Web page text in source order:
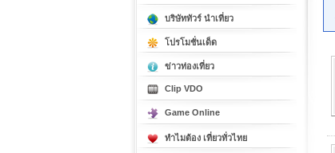
บริษัททัวร์ นำเที่ยว
โปรโมชั่นเด็ด
ข่าวท่องเที่ยว
Clip VDO
Game Online
ทำไมต้อง เที่ยวทั่วไทย